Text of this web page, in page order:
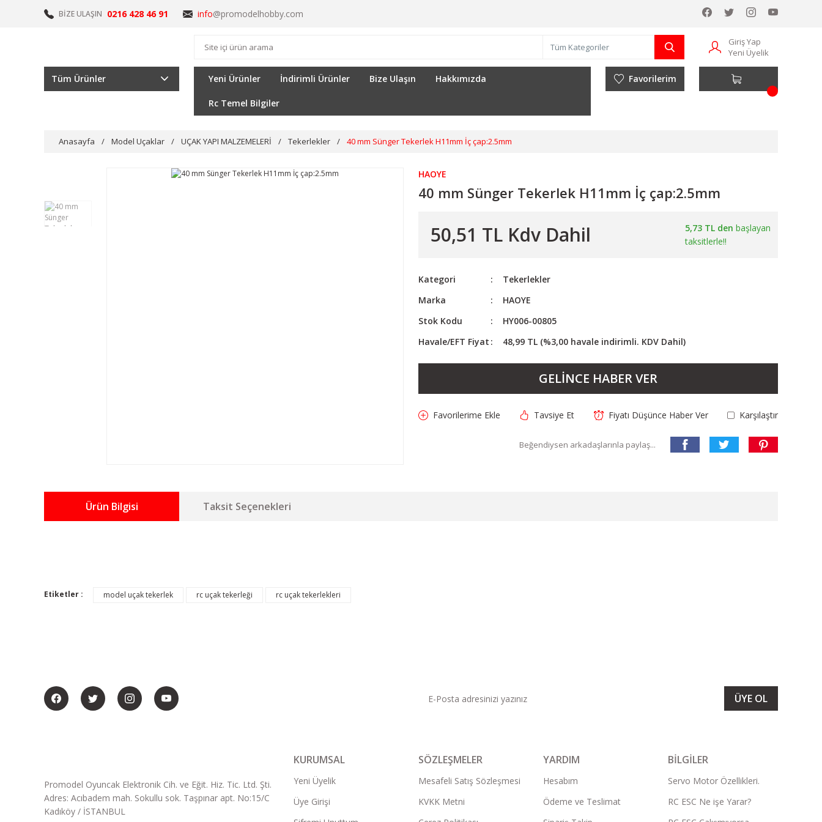
BİZE ULAŞIN 0216 428 46 91 info@promodelhobby.com
Giriş Yap
Yeni Üyelik
Tüm Ürünler Yeni Ürünler İndirimli Ürünler Bize Ulaşın Hakkımızda
Rc Temel Bilgiler
Favorilerim
Anasayfa Model Uçaklar UÇAK YAPI MALZEMELERİ Tekerlekler 40 mm Sünger Tekerlek H11mm İç çap:2.5mm
HAOYE
40 mm Sünger Tekerlek H11mm İç çap:2.5mm
50,51 TL Kdv Dahil 5,73 TL den başlayan
taksitlerle!!
Kategori
Tekerlekler
Marka
HAOYE
Stok Kodu
HY006-00805
Havale/EFT Fiyat
48,99 TL (%3,00 havale indirimli. KDV Dahil)
GELİNCE HABER VER
Tavsiye Et Fiyatı Düşünce Haber Ver Karşılaştır
Beğendiysen arkadaşlarınla paylaş...
Ürün Bilgisi Taksit Seçenekleri
Etiketler : model uçak tekerlek rc uçak tekerleği rc uçak tekerlekleri
ÜYE OL
Promodel Oyuncak Elektronik Cih. ve Eğit. Hiz. Tic. Ltd. Şti.
Adres: Acıbadem mah. Sokullu sok. Taşpınar apt. No:15/C
Kadıköy / İSTANBUL
KURUMSAL
Yeni Üyelik
Üye Girişi
SÖZLEŞMELER
Mesafeli Satış Sözleşmesi
KVKK Metni
YARDIM
Hesabım
Ödeme ve Teslimat
BİLGİLER
Servo Motor Özellikleri.
RC ESC Ne işe Yarar?